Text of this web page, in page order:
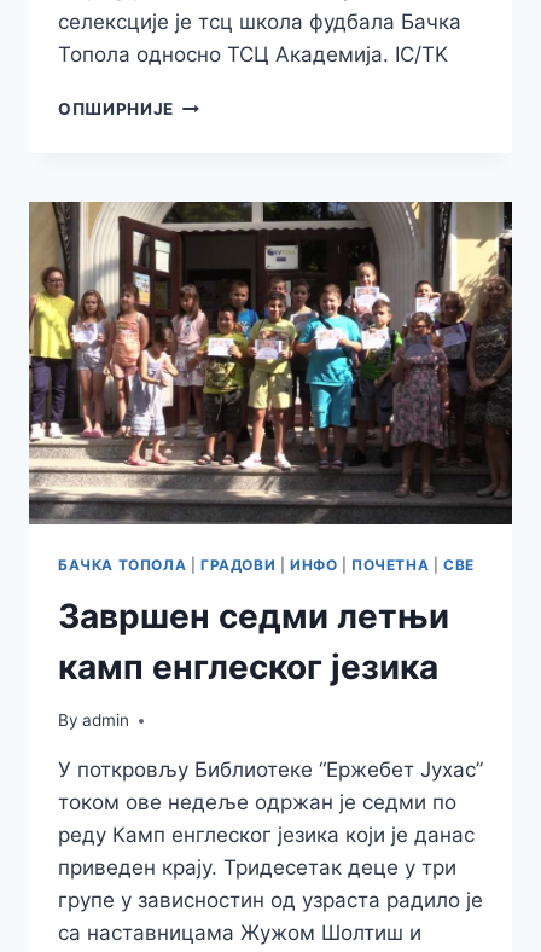
селексције је тсц школа фудбала Бачка
Топола односно ТСЦ Академија. IC/TK
ОПШИРНИЈЕ ТСЦ
БАЧКА ТОПОЛА ГРАДОВИ ИНФО ПОЧЕТНА |СВЕ
Завршен седми летњи
камп енглеског језика
By admin
У поткровљу Библиотеке “Ержебет Јухас”
током ове недеље одржан је седми по
реду Камп енглеског језика који је данас
приведен крају. Тридесетак деце у три
групе у зависностин од узраста радило је
са наставницама Жужом Шолтиш и